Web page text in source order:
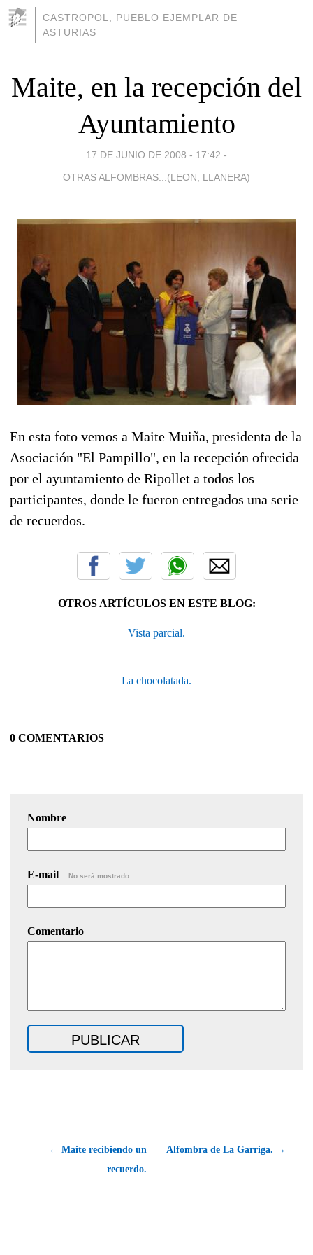
CASTROPOL, PUEBLO EJEMPLAR DE
ASTURIAS
Maite, en la recepción del
Ayuntamiento
17 DE JUNIO DE 2008 - 17:42 -
OTRAS ALFOMBRAS...(LEON, LLANERA)
En esta foto vemos a Maite Muiña, presidenta de la
Asociación "El Pampillo", en la recepción ofrecida
por el ayuntamiento de Ripollet a todos los
participantes, donde le fueron entregados una serie
de recuerdos.
OTROS ARTÍCULOS EN ESTE BLOG:
Vista parcial.
La chocolatada.
0 COMENTARIOS
Nombre
E-mail No será mostrado.
Comentario
← Maite recibiendo un
recuerdo.
Alfombra de La Garriga. →